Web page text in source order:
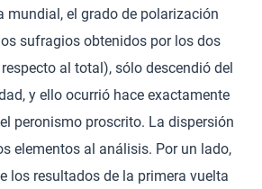
mundial, el grado de polarización
sufragios obtenidos por los dos
al total), sólo descendió del
y ello ocurrió hace exactamente
peronismo proscrito. La dispersión
elementos al análisis. Por un lado,
los resultados de la primera vuelta